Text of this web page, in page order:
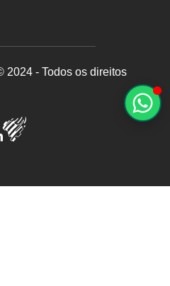
YouTube
- Todos os direitos